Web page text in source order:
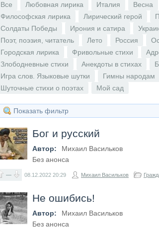
Все Любовная лирика Италия Весна
Философская лирика
Лирический герой
Солдаты Победы
Ирония и сатира
Поэт, поэзия, читатель
Лето Россия
Городская лирика
Фривольные стихи
Злободневные стихи
Анекдоты в стихах
Игра слов. Языковые шутки
Гимны народам
Шуточные стихи о поэтах
Мой сад
Показать фильтр
Бог и русский
Автор:
Михаил Васильков
Без анонса
— 08.12.2022 20:29 Михаил Васильков
Не ошибись!
Автор:
Михаил Васильков
Без анонса